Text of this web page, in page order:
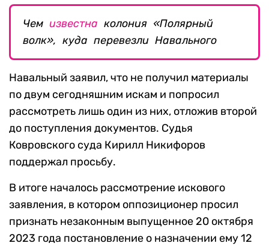
Чем известна колония «Полярный
волк», куда перевезли Навального
Навальный заявил, что не получил материалы
по двум сегодняшним искам и попросил
рассмотреть лишь один из них, отложив второй
до поступления документов. Судья
Ковровского суда Кирилл Никифоров
поддержал просьбу.
В итоге началось рассмотрение искового
заявления, в котором оппозиционер просил
признать незаконным выпущенное 20 октября
2023 года постановление о назначении ему 12